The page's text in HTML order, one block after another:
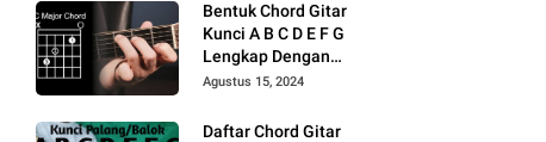
Bentuk Chord Gitar
Kunci A B C D E F G
Lengkap Dengan
Gambar
Agustus 15, 2024
Daftar Chord Gitar